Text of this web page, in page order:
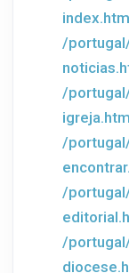
index.htm
/
/
igreja.htm
/
/
/